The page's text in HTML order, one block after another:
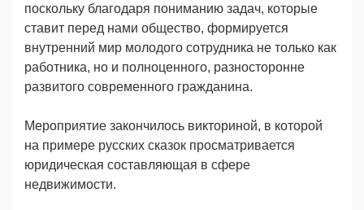
поскольку благодаря пониманию задач, которые
ставит перед нами общество, формируется
внутренний мир молодого сотрудника не только как
работника, но и полноценного, разносторонне
развитого современного гражданина.
Мероприятие закончилось викториной, в которой
на примере русских сказок просматривается
юридическая составляющая в сфере
недвижимости.